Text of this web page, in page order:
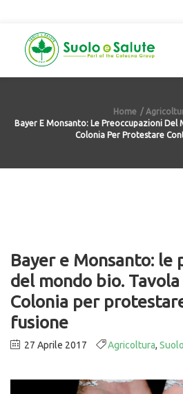
Home
Bayer E Monsanto: Le Preoccupazioni Del
Colonia Per Protestare
Bayer e Monsanto: le
del mondo bio.
Colonia per
fusione
27 Aprile 2017 Agricoltura,